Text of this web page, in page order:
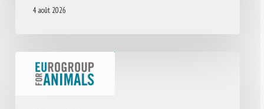
4 août 2026